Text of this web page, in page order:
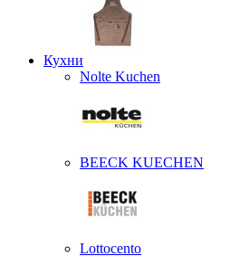
Кухни
Nolte Kuchen
BEECK KUECHEN
Lottocento